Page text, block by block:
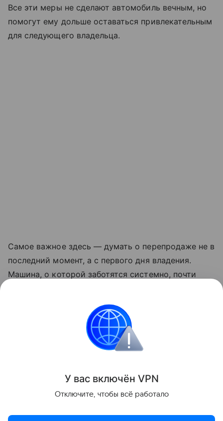
Все эти меры не сделают автомобиль вечным, но
помогут ему дольше оставаться привлекательным
для следующего владельца.
Самое важное здесь — думать о перепродаже не в
последний момент, а с первого дня владения.
Машина, о которой заботятся системно, почти
случай, когда дисциплина действительно бережет
Подержанные Как правильно
У вас включён VPN
Отключите, чтобы всё работало